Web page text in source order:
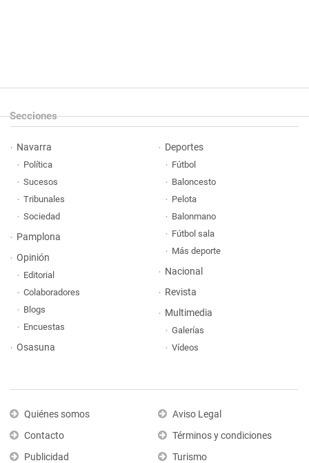
Secciones
Navarra
Política
Sucesos
Tribunales
Sociedad
Pamplona
Opinión
Editorial
Colaboradores
Blogs
Encuestas
Osasuna
Deportes
Fútbol
Baloncesto
Pelota
Balonmano
Fútbol sala
Más deporte
Nacional
Revista
Multimedia
Galerías
Vídeos
Quiénes somos
Contacto
Publicidad
Aviso Legal
Términos y condiciones
Turismo